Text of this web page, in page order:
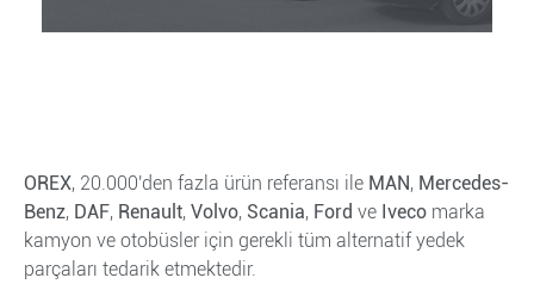
OREX, 20.000'den fazla ürün referansı ile MAN, Mercedes-
Benz, DAF, Renault, Volvo, Scania, Ford ve Iveco marka
kamyon ve otobüsler için gerekli tüm alternatif yedek
parçaları tedarik etmektedir.